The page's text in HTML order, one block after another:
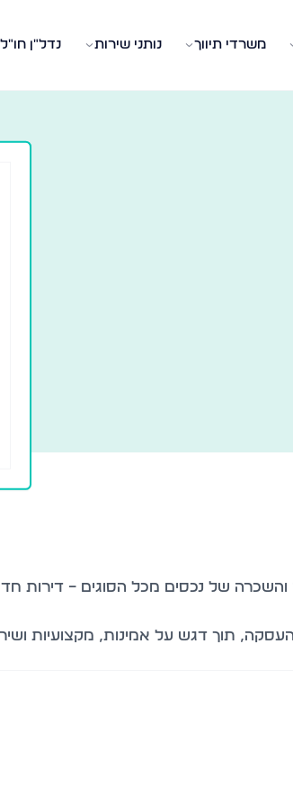
משרדי תיווך נותני שירות נדל"ן חו"ל
של נכסים מכל הסוגים – דירות
תוך דגש על אמינות, מקצועיות